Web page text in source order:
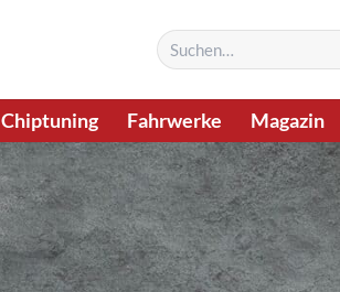
Suchen
nach:
Chiptuning Fahrwerke Magazin